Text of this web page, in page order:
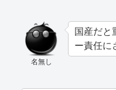
名無し
国産だと
ー責任に